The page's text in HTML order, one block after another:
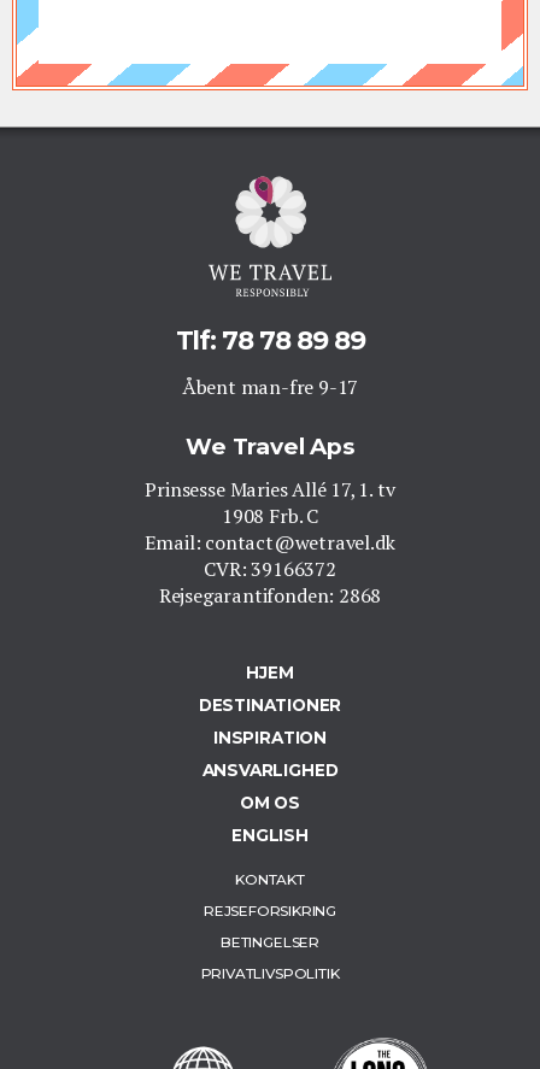
Tlf: 78 78 89 89
Åbent man-fre 9-17
We Travel Aps
Prinsesse Maries Allé 17, 1. tv
1908 Frb. C
Email: contact@wetravel.dk
CVR: 39166372
Rejsegarantifonden: 2868
HJEM
DESTINATIONER
INSPIRATION
ANSVARLIGHED
OM OS
ENGLISH
KONTAKT
REJSEFORSIKRING
BETINGELSER
PRIVATLIVSPOLITIK